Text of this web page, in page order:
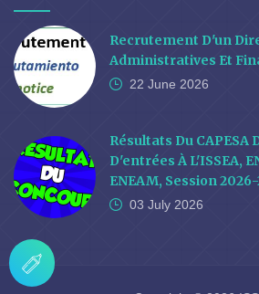
Recrutement D'un
Administratives Et
22 June 2026
Résultats Du CAPESA
D'entrées À L'ISSEA,
ENEAM, Session
03 July 2026